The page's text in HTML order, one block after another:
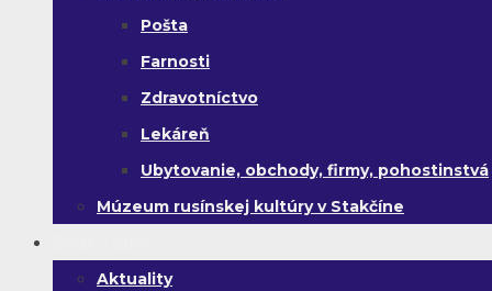
Pošta
Farnosti
Zdravotníctvo
Lekáreň
Ubytovanie, obchody, firmy, pohostinstvá
Múzeum rusínskej kultúry v Stakčíne
Aktuality